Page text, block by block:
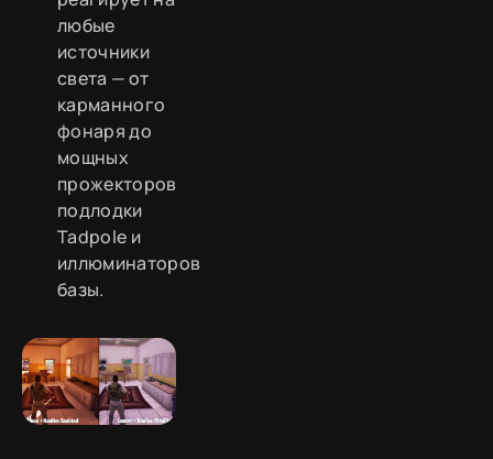
любые
источники
света — от
карманного
фонаря до
мощных
прожекторов
подлодки
Tadpole и
иллюминаторов
базы.